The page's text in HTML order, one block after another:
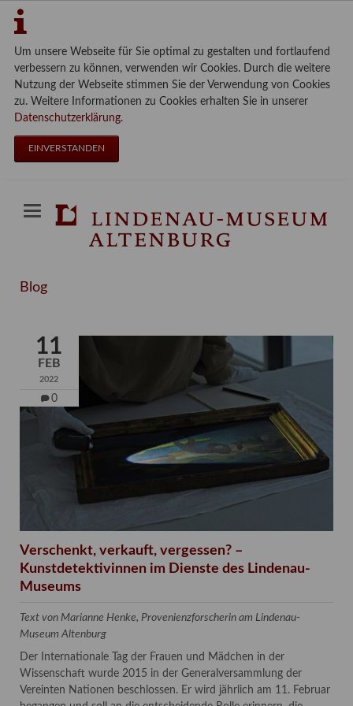
Um unsere Webseite für Sie optimal zu gestalten und fortlaufend
verbessern zu können, verwenden wir Cookies. Durch die weitere
Nutzung der Webseite stimmen Sie der Verwendung von Cookies
zu. Weitere Informationen zu Cookies erhalten Sie in unserer
Datenschutzerklärung.
EINVERSTANDEN
Blog
11
FEB
2022
0
Verschenkt, verkauft, vergessen? –
Kunstdetektivinnen im Dienste des Lindenau-
Museums
Text von Marianne Henke, Provenienzforscherin am Lindenau-
Museum Altenburg
Der Internationale Tag der Frauen und Mädchen in der
Wissenschaft wurde 2015 in der Generalversammlung der
Vereinten Nationen beschlossen. Er wird jährlich am 11. Februar